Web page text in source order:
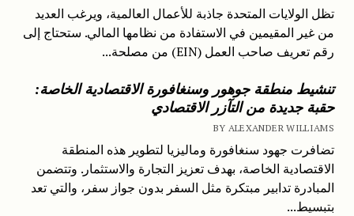
تظل الولايات المتحدة جاذبة للأعمال العالمية، ويرغب العديد
من غير المقيمين في الاستفادة من نظامها المالي. ستحتاج إلى
رقم تعريف صاحب العمل (EIN) من مصلحة...
تنشيط منطقة جوهور وسنغافورة الاقتصادية الخاصة:
حقبة جديدة من التآزر الاقتصادي
BY ALEXANDER WILLIAMS
تضافرت جهود سنغافورة وماليزيا لتطوير هذه المنطقة
الاقتصادية الخاصة، بهدف تعزيز التجارة والاستثمار. وتتضمن
المبادرة تدابير مبتكرة مثل السفر بدون جواز سفر، والتي تعد
بتبسيط...